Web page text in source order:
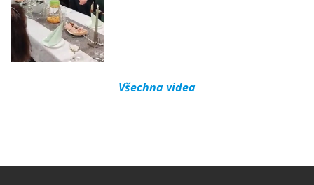
Všechna videa